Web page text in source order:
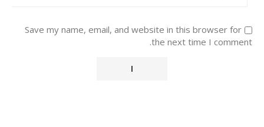
Save my name, email, and website in this browser for
the next time I comment.